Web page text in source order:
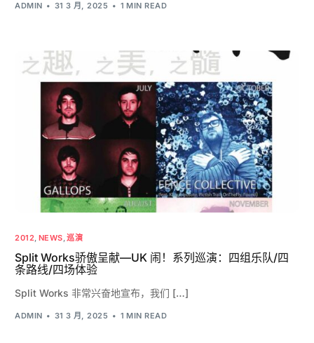
ADMIN 31 3 月, 2025 1 MIN READ
2012, NEWS,巡演
Split Works骄傲呈献—UK 闹！系列巡演：四组乐队/四
条路线/四场体验
Split Works 非常兴奋地宣布，我们 […]
ADMIN 31 3 月, 2025 1 MIN READ